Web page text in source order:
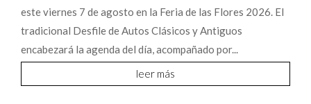
este viernes 7 de agosto en la Feria de las Flores 2026. El
tradicional Desfile de Autos Clásicos y Antiguos
encabezará la agenda del día, acompañado por...
leer más